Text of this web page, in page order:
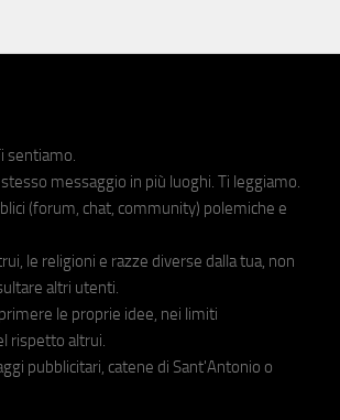
sentiamo.
messaggio in più luoghi. Ti leggiamo.
(forum, chat, community) polemiche e
le religioni e razze diverse dalla tua, non
altri utenti.
le proprie idee, nei limiti
rispetto altrui.
pubblicitari, catene di Sant'Antonio o